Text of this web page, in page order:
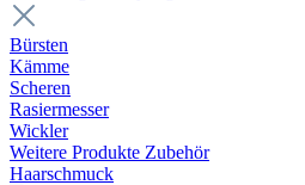
Bürsten
Kämme
Scheren
Rasiermesser
Wickler
Weitere Produkte Zubehör
Haarschmuck